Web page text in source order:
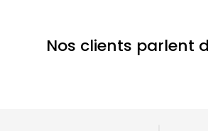
Nos clients parlent